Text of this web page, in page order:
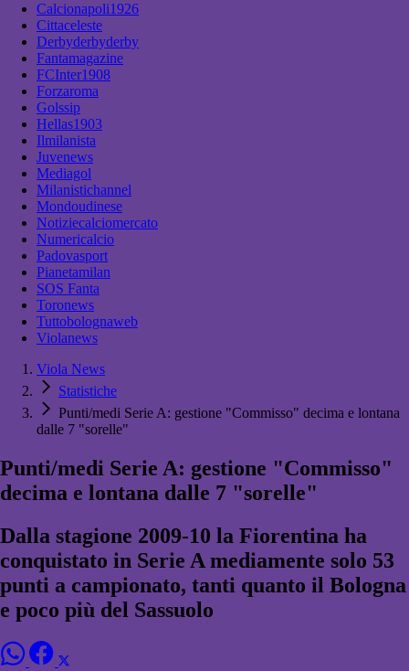
Calcionapoli1926
Cittaceleste
Derbyderbyderby
Fantamagazine
FCInter1908
Forzaroma
Golssip
Hellas1903
Ilmilanista
Juvenews
Mediagol
Milanistichannel
Mondoudinese
Notiziecalciomercato
Numericalcio
Padovasport
Pianetamilan
SOS Fanta
Toronews
Tuttobolognaweb
Violanews
Viola News
Statistiche
Punti/medi Serie A: gestione "Commisso" decima e lontana
dalle 7 "sorelle"
Punti/medi Serie A: gestione "Commisso"
decima e lontana dalle 7 "sorelle"
Dalla stagione 2009-10 la Fiorentina ha
conquistato in Serie A mediamente solo 53
punti a campionato, tanti quanto il Bologna
e poco più del Sassuolo